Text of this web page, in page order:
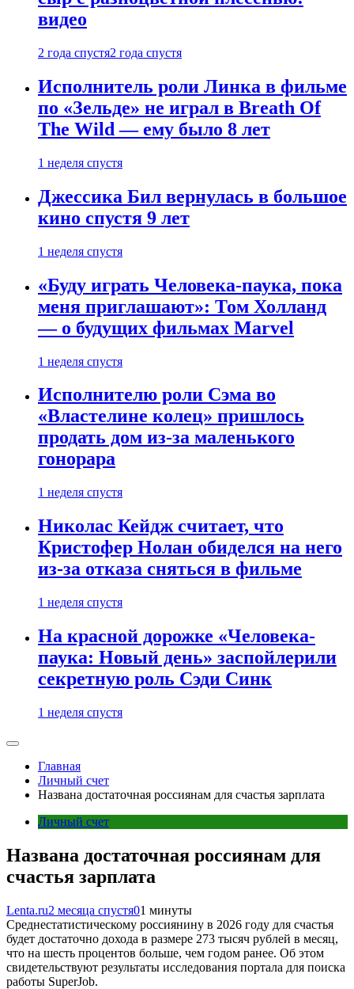
видео
2 года спустя2 года спустя
Исполнитель роли Линка в фильме
по «Зельде» не играл в Breath Of
The Wild — ему было 8 лет
1 неделя спустя
Джессика Бил вернулась в большое
кино спустя 9 лет
1 неделя спустя
«Буду играть Человека-паука, пока
меня приглашают»: Том Холланд
— о будущих фильмах Marvel
1 неделя спустя
Исполнителю роли Сэма во
«Властелине колец» пришлось
продать дом из-за маленького
гонорара
1 неделя спустя
Николас Кейдж считает, что
Кристофер Нолан обиделся на него
из-за отказа сняться в фильме
1 неделя спустя
На красной дорожке «Человека-
паука: Новый день» заспойлерили
секретную роль Сэди Синк
1 неделя спустя
Главная
Личный счет
Названа достаточная россиянам для счастья зарплата
Личный счет
Названа достаточная россиянам для
счастья зарплата
Lenta.ru2 месяца спустя01 минуты
Среднестатистическому россиянину в 2026 году для счастья
будет достаточно дохода в размере 273 тысяч рублей в месяц,
что на шесть процентов больше, чем годом ранее. Об этом
свидетельствуют результаты исследования портала для поиска
работы SuperJob.